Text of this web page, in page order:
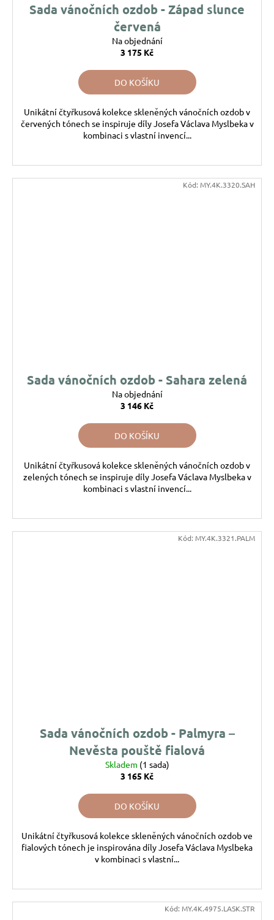
Sada vánočních ozdob - Západ slunce
červená
Na objednání
3 175 Kč
DO KOŠÍKU
Unikátní čtyřkusová kolekce skleněných vánočních ozdob v
červených tónech se inspiruje díly Josefa Václava Myslbeka v
kombinaci s vlastní invencí...
Sada vánočních ozdob - Sahara zelená
Na objednání
3 146 Kč
DO KOŠÍKU
Unikátní čtyřkusová kolekce skleněných vánočních ozdob v
zelených tónech se inspiruje díly Josefa Václava Myslbeka v
kombinaci s vlastní invencí...
Kód: MY.4K.3320.SAH
Sada vánočních ozdob - Palmyra –
Nevěsta pouště fialová
Skladem (1 sada)
3 165 Kč
DO KOŠÍKU
Unikátní čtyřkusová kolekce skleněných vánočních ozdob ve
fialových tónech je inspirována díly Josefa Václava Myslbeka
v kombinaci s vlastní...
Kód: MY.4K.3321.PALM
Kód: MY.4K.4975.LASK.STR